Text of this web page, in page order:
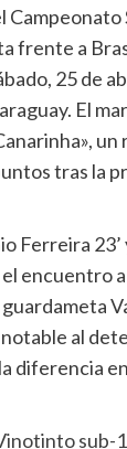
frente a
25 de
El
tras la
Ferreira
encuentro
guardameta
al
diferencia
sub-